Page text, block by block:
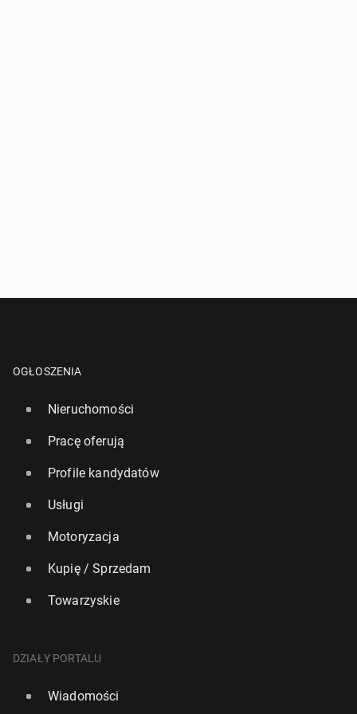
Izrael i Iran kon­ty­nu­ują wymianę ognia, Trump
18 czerwca 2025, 12:00
OGŁOSZENIA
Nieruchomości
Pracę oferują
Profile kandydatów
Usługi
Motoryzacja
Kupię / Sprzedam
Towarzyskie
DZIAŁY PORTALU
Wiadomości